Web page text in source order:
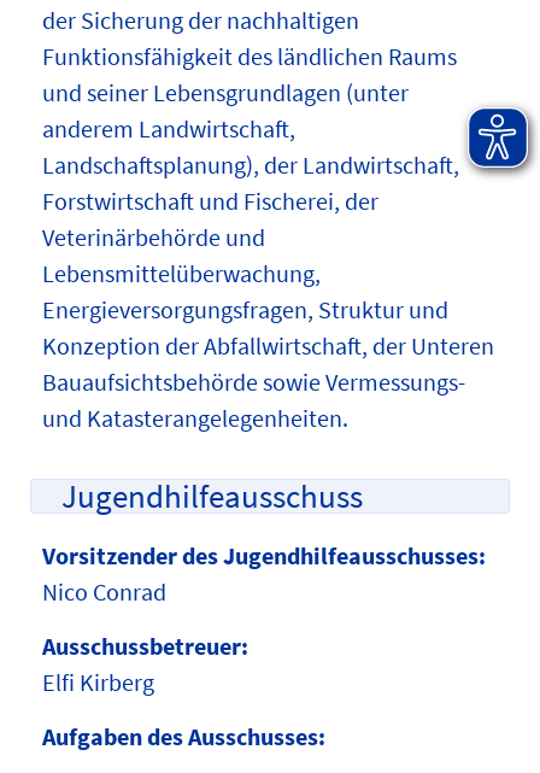
der Sicherung der nachhaltigen
Funktionsfähigkeit des ländlichen Raums
und seiner Lebensgrundlagen (unter
anderem Landwirtschaft,
Landschaftsplanung), der Landwirtschaft,
Forstwirtschaft und Fischerei, der
Veterinärbehörde und
Lebensmittelüberwachung,
Energieversorgungsfragen, Struktur und
Konzeption der Abfallwirtschaft, der Unteren
Bauaufsichtsbehörde sowie Vermessungs-
und Katasterangelegenheiten.
Jugendhilfeausschuss
Vorsitzender des Jugendhilfeausschusses:
Nico Conrad
Ausschussbetreuer:
Elfi Kirberg
Aufgaben des Ausschusses: